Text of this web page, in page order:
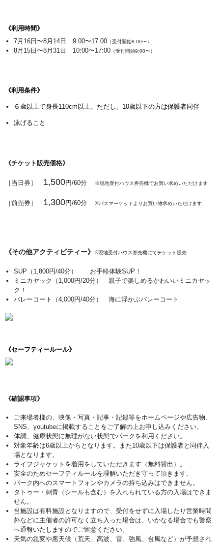
《利用時間》
7月16日〜8月14日
9:00〜17:00 （受付開始8:00〜）
8月15日〜8月31日 10:00〜17:00 （受付開始9:00〜）
《利用条件》
６歳以上で身長110cm以上。ただし、10歳以下の方は保護者同伴
泳げること
《チケット販売価格》
［当日券］ 1,500円/60分 ※現地受付ハウス券売機でお買い求めいただけます
［前売券］ 1,300円/60分 ※パスマーケットよりお買い物求めいただけます
《その他アクティビティー》 ※現地受付ハウス券売機にてチケット販売
SUP（1,800円/40分） お手軽体験SUP！
ミニカヤック
（1,000円/20分） 親子で楽しめるかわいいミニカヤッ
ク！
バレーコート
（4,000円/40分） 海に浮かぶバレーコート
《セーフティールール》
《確認事項》
ご来場者様の、映像・写真・記事・記録等をホームページや広告物、
SNS、youtubeに掲載することをご了解の上お申し込みください。
体調、健康状態に無理がない状態でパークを利用ください。
対象年齢は6歳以上からとなります。また10歳以下は保護者と同伴入
場となります。
ライフジャケットを着用をしていただきます（無料貸出）。
安全のためセーフティルールを理解いただき守って頂きます。
パーク内へのスマートフォンやカメラの持ち込みはできません。
タトゥー・刺青（シールも含む）を入れられている方の入場はできま
せん。
当施設は有料施設となりますので、受付をせずに入場したり営業時間
外などに主催者の許可なく立ち入った場合は、いかなる場合でも警察
へ通報いたしますのでご留意ください。
天気の急変や悪天候（荒天、高波、雷、強風、台風など）が予想され